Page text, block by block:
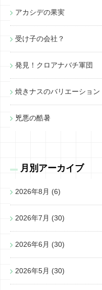
アカシデの果実
受け子の会社？
発見！クロアナバチ軍団
焼きナスのバリエーション
兇悪の酷暑
月別アーカイブ
2026年8月 (6)
2026年7月 (30)
2026年6月 (30)
2026年5月 (30)